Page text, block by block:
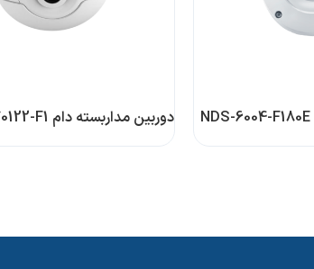
دوربین مداربسته دام NIN-70122-F1